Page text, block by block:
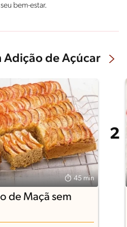
bem-estar.
Adição de Açúcar
45 min
de Maçã sem